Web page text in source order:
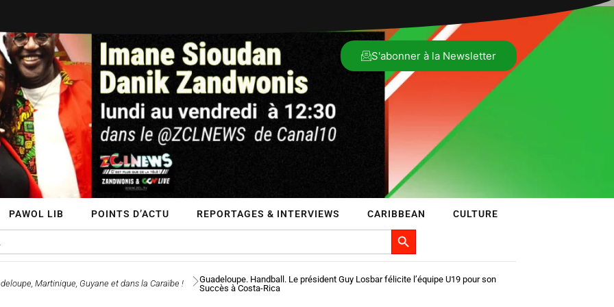
S'abonner à la Newsletter
PAWOL LIB POINTS D’ACTU REPORTAGES & INTERVIEWS CARIBBEAN CULTURE
Search Button
Martinique, Guyane et dans la Caraïbe !
Guadeloupe. Handball. Le président Guy Losbar félicite l’équipe U19 pour son
Succès à Costa-Rica